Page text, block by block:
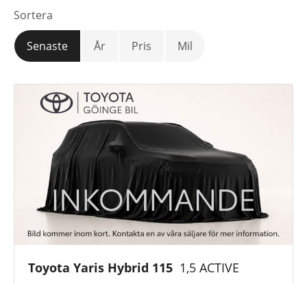
Mätarställning
Pris
Motortyp
Drivmedel
Anläggning
Sortera
Senaste År Pris Mil
Toyota Yaris Hybrid 115 1,5 ACTIVE